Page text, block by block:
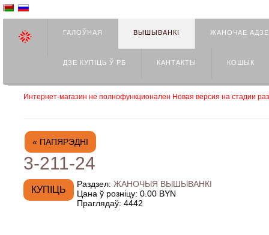
ГАЛОЎНАЯ ВЫШЫВАНКІ ЖАНОЧАЕ
ДЗЕ КУПIЦЬ Ў РБ КАНТАКТЫ КОШЫК
Интернет-магазин не полнофункционален Новая версия на стадии
« ПАПЯРЭДНІ
3-211-24
Раздзел: ЖАНОЧЫЯ ВЫШЫВАНКІ
Цана ў розніцу: 0.00 BYN
Праглядаў: 4442